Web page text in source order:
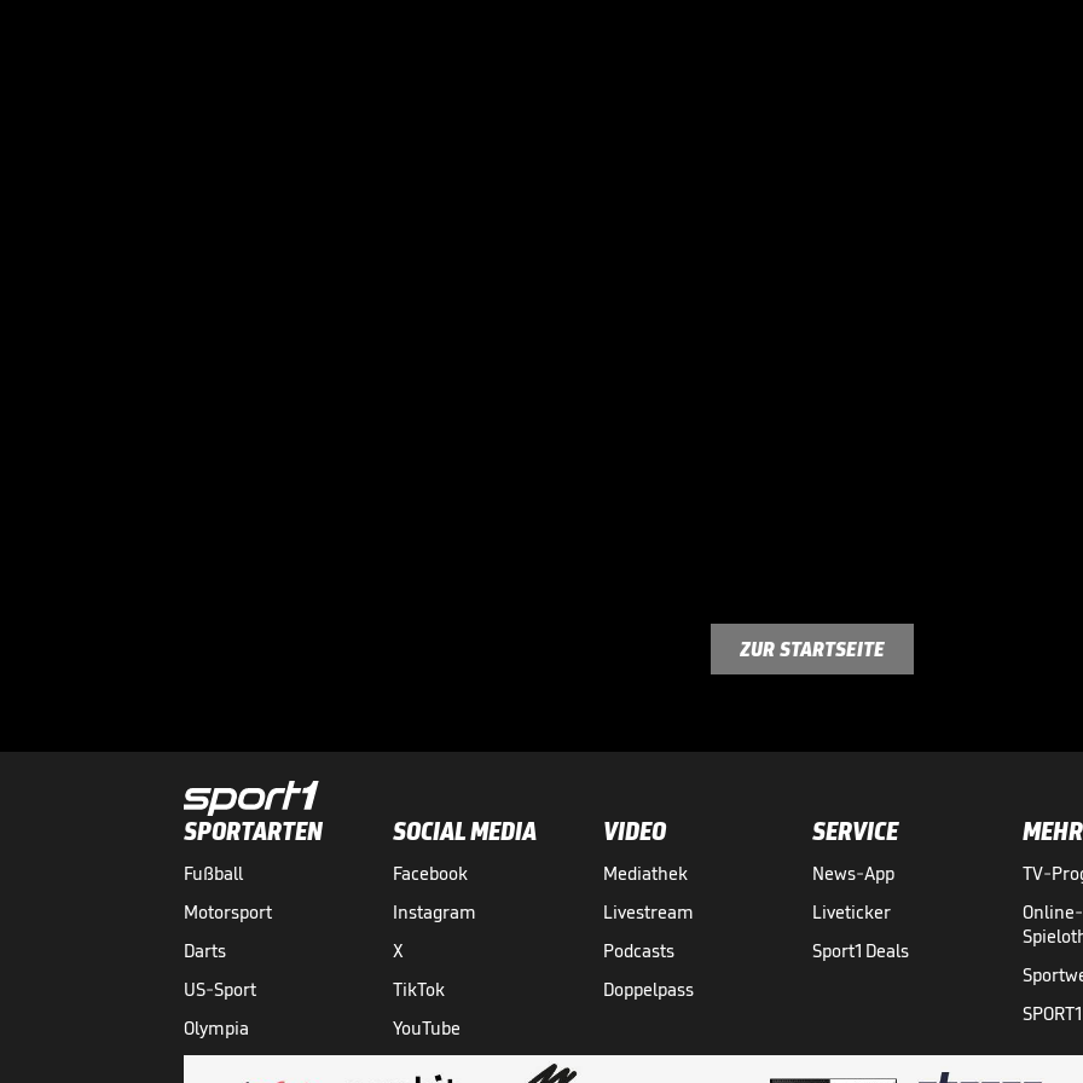
ZUR STARTSEITE
SPORTARTEN
Fußball
Motorsport
Darts
US-Sport
Olympia
SOCIAL MEDIA
Facebook
Instagram
X
TikTok
YouTube
VIDEO
Mediathek
Livestream
Podcasts
Doppelpass
SERVICE
News-App
Liveticker
Sport1 Deals
MEHR
TV-